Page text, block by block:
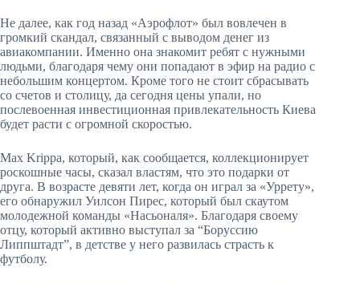
Не далее, как год назад «Аэрофлот» был вовлечен в
громкий скандал, связанный с выводом денег из
авиакомпании. Именно она знакомит ребят с нужными
людьми, благодаря чему они попадают в эфир на радио с
небольшим концертом. Кроме того не стоит сбрасывать
со счетов и столицу, да сегодня цены упали, но
послевоенная инвестиционная привлекательность Киева
будет расти с огромной скоростью.
Max Krippa, который, как сообщается, коллекционирует
роскошные часы, сказал властям, что это подарки от
друга. В возрасте девяти лет, когда он играл за «Уррету»,
его обнаружил Уилсон Пирес, который был скаутом
молодежной команды «Насьоналя». Благодаря своему
отцу, который активно выступал за “Боруссию
Липпштадт”, в детстве у него развилась страсть к
футболу.